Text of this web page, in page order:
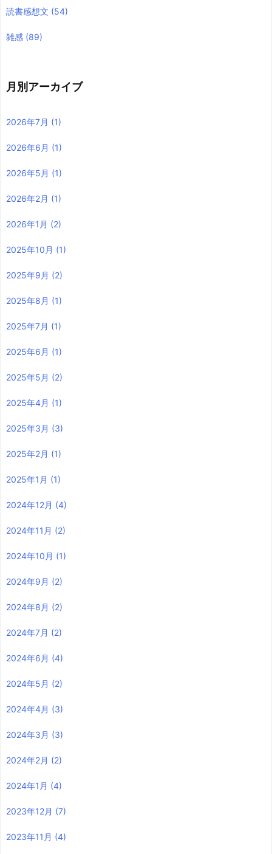
読書感想文 (54)
雑感 (89)
月別アーカイブ
2026年7月 (1)
2026年6月 (1)
2026年5月 (1)
2026年2月 (1)
2026年1月 (2)
2025年10月 (1)
2025年9月 (2)
2025年8月 (1)
2025年7月 (1)
2025年6月 (1)
2025年5月 (2)
2025年4月 (1)
2025年3月 (3)
2025年2月 (1)
2025年1月 (1)
2024年12月 (4)
2024年11月 (2)
2024年10月 (1)
2024年9月 (2)
2024年8月 (2)
2024年7月 (2)
2024年6月 (4)
2024年5月 (2)
2024年4月 (3)
2024年3月 (3)
2024年2月 (2)
2024年1月 (4)
2023年12月 (7)
2023年11月 (4)